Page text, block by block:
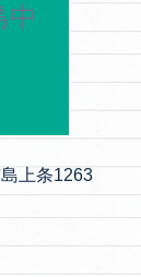
中
上条1263